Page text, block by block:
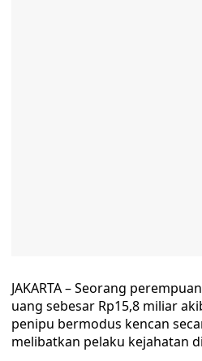
JAKARTA – Seorang
uang sebesar Rp15,8 miliar
penipu bermodus kencan
melibatkan pelaku kejahatan